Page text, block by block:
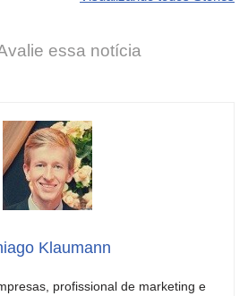
de emoção
essa notícia
Klaumann
profissional de marketing e